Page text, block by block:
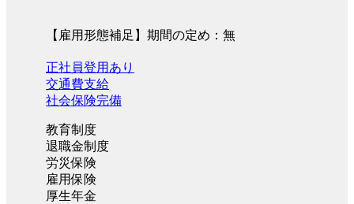
【雇用形態補足】期間の定め：無
正社員登用あり
交通費支給
社会保険完備
教育制度
退職金制度
労災保険
雇用保険
厚生年金